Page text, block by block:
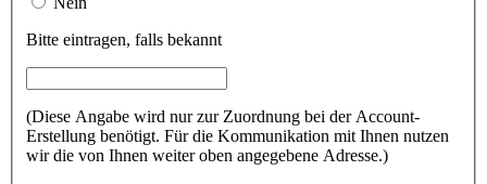
Bitte eintragen, falls bekannt
(Diese Angabe wird nur zur Zuordnung bei der Account-
Erstellung benötigt. Für die Kommunikation mit Ihnen nutzen
wir die von Ihnen weiter oben angegebene Adresse.)